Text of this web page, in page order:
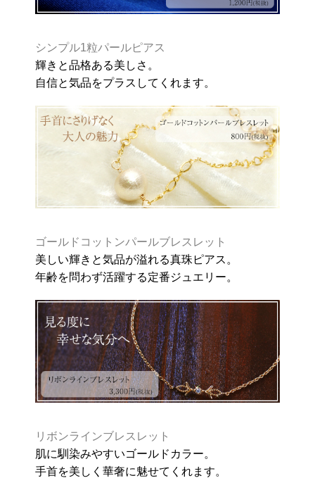
シンプル1粒パールピアス
輝きと品格ある美しさ。
自信と気品をプラスしてくれます。
ゴールドコットンパールブレスレット
美しい輝きと気品が溢れる真珠ピアス。
年齢を問わず活躍する定番ジュエリー。
リボンラインブレスレット
肌に馴染みやすいゴールドカラー。
手首を美しく華奢に魅せてくれます。